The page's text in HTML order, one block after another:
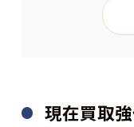
立野 / 千歳町 /
越 / 寺久保 /
初音町 / 花咲
現在買取